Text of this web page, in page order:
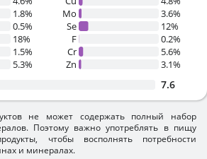
1.8%
0.5%
18%
1.5%
5.3%
Mo
3.6%
Se
12%
F
0.2%
Cr
5.6%
Zn
3.1%
7.6
не может содержать полный набор
Поэтому важно употреблять в пищу
чтобы восполнять потребности
и минералах.